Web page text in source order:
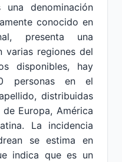
denominación
conocido en
presenta una
varias regiones del
disponibles, hay
personas en el
distribuidas
Europa, América
La incidencia
se estima en
indica que es un